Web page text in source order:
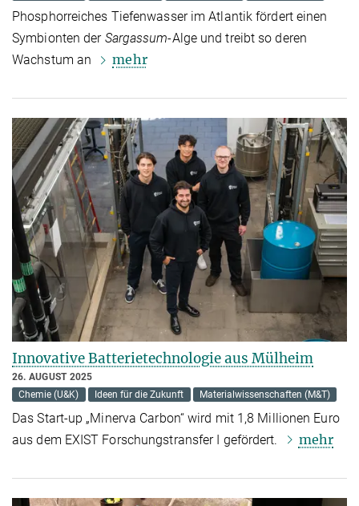
Phosphorreiches Tiefenwasser im Atlantik fördert einen
Symbionten der Sargassum-Alge und treibt so deren
Wachstum an
mehr
Innovative Batterietechnologie aus Mülheim
26. AUGUST 2025
Chemie (U&K)
Ideen für die Zukunft Materialwissenschaften (M&T)
Das Start-up „Minerva Carbon“ wird mit 1,8 Millionen Euro
aus dem EXIST Forschungstransfer I gefördert.
mehr